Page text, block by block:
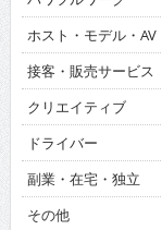
ホスト・モデル・AV
接客・販売サービス
クリエイティブ
ドライバー
副業・在宅・独立
その他